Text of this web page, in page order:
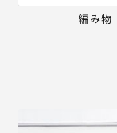
編み物